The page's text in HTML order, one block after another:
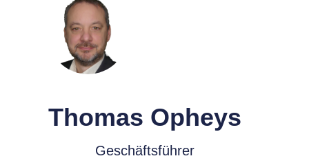
Thomas Opheys
Geschäftsführer